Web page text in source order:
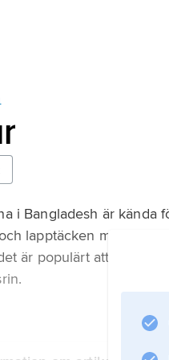
i Bangladesh är kända
lapptäcken med
är populärt att läsa